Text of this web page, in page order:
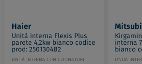
Haier
Unità interna Flexis Plus
parete 4,2kw bianco codice
prod: 2501304B2
UNITÀ INTERNA CONDIZIONATORI
interna
bianco
UNITÀ